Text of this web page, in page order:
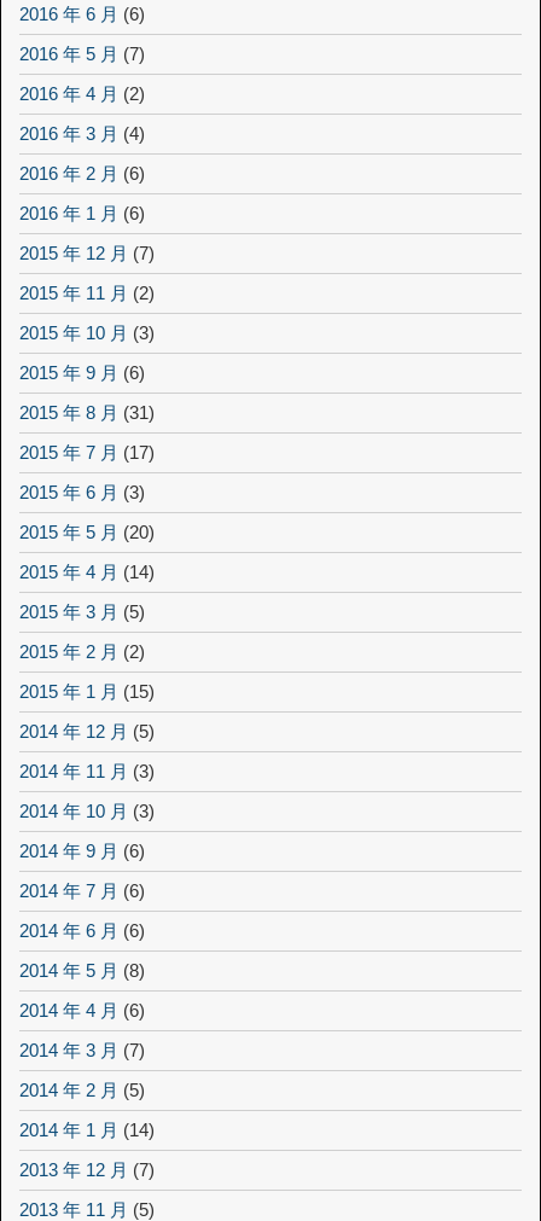
2016 年 6 月 (6)
2016 年 5 月 (7)
2016 年 4 月 (2)
2016 年 3 月 (4)
2016 年 2 月 (6)
2016 年 1 月 (6)
2015 年 12 月 (7)
2015 年 11 月 (2)
2015 年 10 月 (3)
2015 年 9 月 (6)
2015 年 8 月 (31)
2015 年 7 月 (17)
2015 年 6 月 (3)
2015 年 5 月 (20)
2015 年 4 月 (14)
2015 年 3 月 (5)
2015 年 2 月 (2)
2015 年 1 月 (15)
2014 年 12 月 (5)
2014 年 11 月 (3)
2014 年 10 月 (3)
2014 年 9 月 (6)
2014 年 7 月 (6)
2014 年 6 月 (6)
2014 年 5 月 (8)
2014 年 4 月 (6)
2014 年 3 月 (7)
2014 年 2 月 (5)
2014 年 1 月 (14)
2013 年 12 月 (7)
2013 年 11 月 (5)